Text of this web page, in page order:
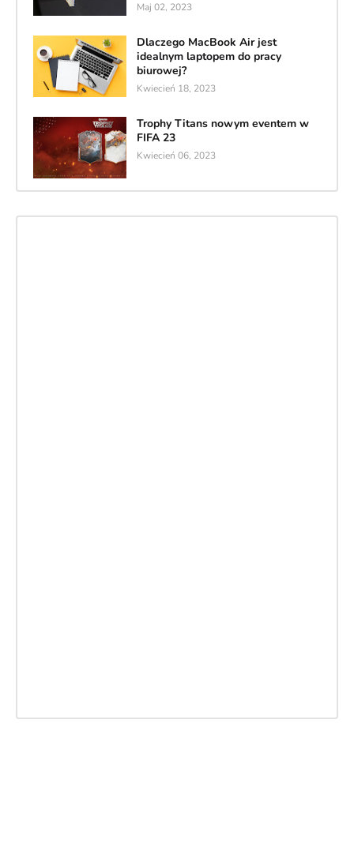
Maj 02, 2023
Dlaczego MacBook Air jest
idealnym laptopem do pracy
biurowej?
Kwiecień 18, 2023
Trophy Titans nowym eventem w
FIFA 23
Kwiecień 06, 2023